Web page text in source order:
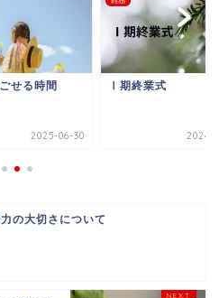
せる時間
2025-06-30
Ⅰ期終業式
2024-
の大切さについて